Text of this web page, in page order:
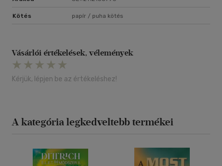
Kötés papír / puha kötés
Vásárlói értékelések, vélemények
Kérjük, lépjen be az értékeléshez!
A kategória legkedveltebb termékei